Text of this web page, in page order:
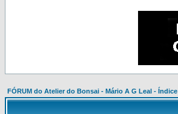
FÓRUM do Atelier do Bonsai - Mário A G Leal - Índice